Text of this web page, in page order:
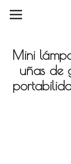
Mini
uñas de